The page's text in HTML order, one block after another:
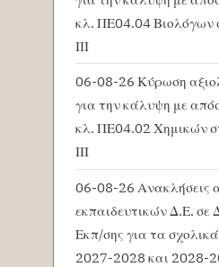
κλ. ΠΕ04.04 Βιολόγων
ΙΙΙ
06-08-26 Κύρωση
για την κάλυψη με
κλ. ΠΕ04.02 Χημικών
ΙΙΙ
06-08-26 Ανακλήσεις
εκπαιδευτικών Δ.Ε. σε
Εκπ/σης για τα
2027-2028 και 2028-